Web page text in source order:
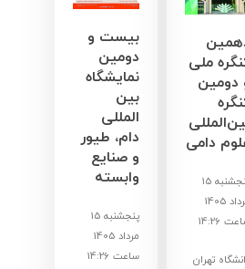
ملی
دومین
دامی
پنجشنبه 15
مرداد 1405
14:26
تهران
بیست و
دومین
نمایشگاه
بین
المللی
دام، طیور
و صنایع
وابسته
پنجشنبه 15
مرداد 1405
ساعت 14:26